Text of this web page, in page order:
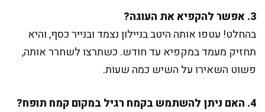
3. אפשר להקפיא את העוגה?
בהחלט! עטפו אותה היטב בניילון נצמד ובנייר כסף, והיא
תחזיק מעמד במקפיא עד חודש. כשתרצו לשחרר אותה,
פשוט השאירו על השיש כמה שעות.
4. האם ניתן להשתמש בקמח רגיל במקום קמח תופח?